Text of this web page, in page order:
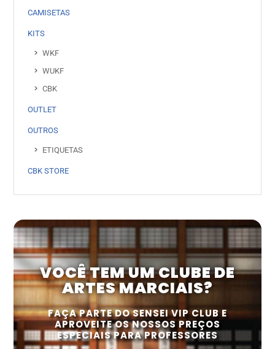
CAMISETAS
KITS
WKF
WUKF
CBK
OUTLET
OUTROS
ETIQUETAS
CBK STORE
VOCÊ TEM UM CLUBE DE
ARTES MARCIAIS?
FAÇA PARTE DO SENSEI VIP CLUB E
APROVEITE OS NOSSOS PREÇOS
ESPECIAIS PARA PROFESSORES